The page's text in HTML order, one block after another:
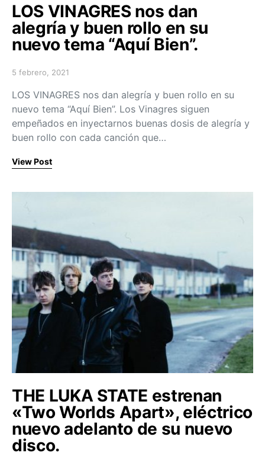
LOS VINAGRES nos dan
alegría y buen rollo en su
nuevo tema “Aquí Bien”.
Posted on
5 febrero, 2021
LOS VINAGRES nos dan alegría y buen rollo en su
nuevo tema “Aquí Bien”. Los Vinagres siguen
empeñados en inyectarnos buenas dosis de alegría y
buen rollo con cada canción que…
View Post
THE LUKA STATE estrenan
«Two Worlds Apart», eléctrico
nuevo adelanto de su nuevo
disco.